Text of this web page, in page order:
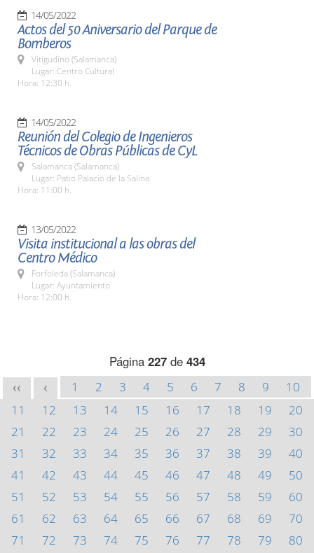
14/05/2022
Actos del 50 Aniversario del Parque de
Bomberos
Vitigudino (Salamanca)
Lugar: Centro Cultural
Hora: 12:30 h.
14/05/2022
Reunión del Colegio de Ingenieros
Técnicos de Obras Públicas de CyL
Salamanca (Salamanca)
Lugar: Patio Palacio de la Salina
Hora: 11:00 h.
13/05/2022
Visita institucional a las obras del
Centro Médico
Forfoleda (Salamanca)
Lugar: Ayuntamiento
Hora: 12:00 h.
Página 227de 434
<< < 1 2 3 4 5 6 7 8 9
10
11
12 13 14 15 16 17 18 19
20
21
22 23 24 25 26 27 28 29
30
31
32 33 34 35 36 37 38 39
40
41
42 43 44 45 46 47 48 49
50
51
52 53 54 55 56 57 58 59
60
61
62 63 64 65 66 67 68 69
70
71
72 73 74 75 76 77 78 79
80